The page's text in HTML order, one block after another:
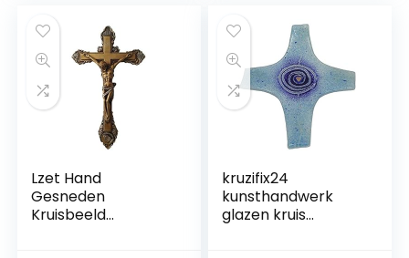
Lzet Hand
Gesneden
Kruisbeeld
kruzifix24
kunsthandwerk
glazen kruis